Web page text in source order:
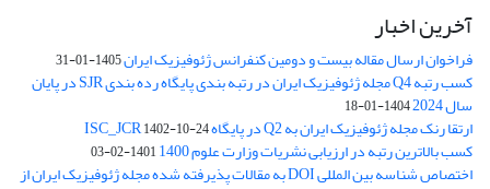
آخرین اخبار
فراخوان ارسال مقاله بیست و دومین کنفرانس ژئوفیزیک ایران1405-01-31
کسب رتبه Q4 مجله ژئوفیزیک ایران در رتبه بندی پایگاه رده بندی SJR در پایان
سال 2024 1404-01-18
ارتقا رنک مجله ژئوفیزیک ایران به Q2 در پایگاه ISC_JCR 1402-10-24
کسب بالاترین رتبه در ارزیابی نشریات وزارت علوم 1400 1401-02-03
اختصاص شناسه بین المللی DOI به مقالات پذیرفته شده مجله ژئوفیزیک ایران از